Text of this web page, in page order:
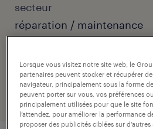
secteur
réparation / maintenance
001-HU-R000390_02R
Lorsque vous visitez notre site web, le
partenaires peuvent stocker et récupérer
navigateur, principalement sous la forme
peuvent porter sur vous, vos préférences
principalement utilisées pour que le site
l’attendez, pour améliorer la performance
proposer des publicités ciblées sur d’autres